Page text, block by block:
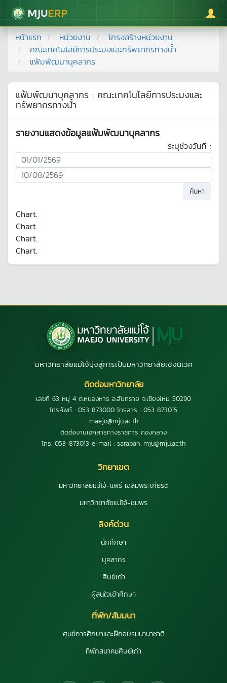
มหาวิทยาลัยแม่โจ้
หน้าแรก หน่วยงาน
โครงสร้างหน่วยงาน
คณะเทคโนโลยีการประมงและทรัพยากรทางน้ำ
แฟ้มพัฒนาบุคลากร
แฟ้มพัฒนาบุคลากร : คณะเทคโนโลยีการประมงและ
ทรัพยากรทางน้ำ
รายงานแสดงข้อมูลแฟ้มพัฒนาบุคลากร
ระบุช่วงวันที่ :
Chart.
Chart.
Chart.
Chart.
มหาวิทยาลัยแม่โจ้มุ่งสู่การเป็นมหาวิทยาลัยเชิงนิเวศ
ติดต่อมหาวิทยาลัย
เลขที่ 63 หมู่ 4 ต.หนองหาร อ.สันทราย จ.เชียงใหม่ 50290
โทรศัพท์ : 053 873000 โทรสาร : 053 873015
maejo@mju.ac.th
ติดต่องานเอกสารทางราชการ กองกลาง
โทร. 053-873013 e-mail : saraban_mju@mju.ac.th
วิทยาเขต
มหาวิทยาลัยแม่โจ้-แพร่ เฉลิมพระเกียรติ
มหาวิทยาลัยแม่โจ้-ชุมพร
ลิงค์ด่วน
นักศึกษา
บุคลากร
ศิษย์เก่า
ผู้สนใจเข้าศึกษา
ที่พัก/สัมมนา
ศูนย์การศึกษาและฝึกอบรมนานาชาติ
ที่พักสมาคมศิษย์เก่า